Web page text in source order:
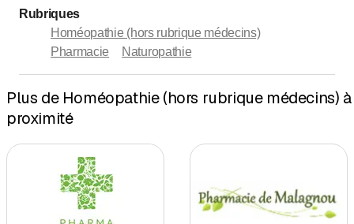
Rubriques
Homéopathie (hors rubrique médecins)
Pharmacie
Naturopathie
Plus de Homéopathie (hors rubrique médecins) à
proximité